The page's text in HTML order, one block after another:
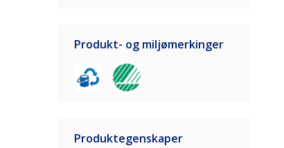
Produkt- og miljømerkinger
Produktegenskaper